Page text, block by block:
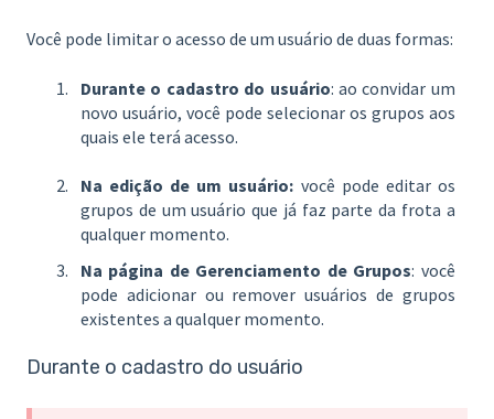
Você pode limitar o acesso de um usuário de duas formas:
Durante o cadastro do usuário: ao convidar um
novo usuário, você pode selecionar os grupos aos
quais ele terá acesso.
Na edição de um usuário: você pode editar os
grupos de um usuário que já faz parte da frota a
qualquer momento.
Na página de Gerenciamento de Grupos: você
pode adicionar ou remover usuários de grupos
existentes a qualquer momento.
Durante o cadastro do usuário